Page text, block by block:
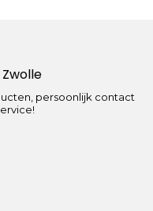
persoonlijk contact